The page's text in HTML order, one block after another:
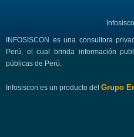
INFOSISCON es una consultora
Perú, el cual brinda información
públicas de Perú.
Infosiscon es un producto del Grupo